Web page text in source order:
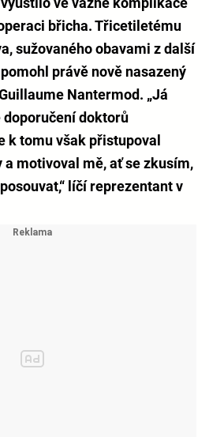
břicha. Třicetiletému
sužovaného obavami z další
právě nově nasazený
Nantermod. „Já
doporučení doktorů
k tomu však přistupoval
motivoval mě, ať se zkusím,
líčí reprezentant v